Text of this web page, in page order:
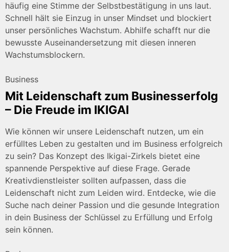
häufig eine Stimme der Selbstbestätigung in uns laut.
Schnell hält sie Einzug in unser Mindset und blockiert
unser persönliches Wachstum. Abhilfe schafft nur die
bewusste Auseinandersetzung mit diesen inneren
Wachstumsblockern.
Business
Mit Leidenschaft zum Businesserfolg
– Die Freude im IKIGAI
Wie können wir unsere Leidenschaft nutzen, um ein
erfülltes Leben zu gestalten und im Business erfolgreich
zu sein? Das Konzept des Ikigai-Zirkels bietet eine
spannende Perspektive auf diese Frage. Gerade
Kreativdienstleister sollten aufpassen, dass die
Leidenschaft nicht zum Leiden wird. Entdecke, wie die
Suche nach deiner Passion und die gesunde Integration
in dein Business der Schlüssel zu Erfüllung und Erfolg
sein können.